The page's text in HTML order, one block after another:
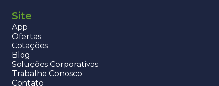
Site
App
Ofertas
Cotações
Blog
Soluções Corporativas
Trabalhe Conosco
Contato